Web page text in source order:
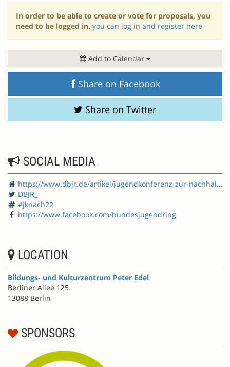
In order to be able to create or vote for proposals, you
need to be logged in. you can log in and register here
Add to Calendar
Share on Facebook
Share on Twitter
SOCIAL MEDIA
https://www.dbjr.de/artikel/jugendkonferenz-zur-nachhaltigkeitspolitik-am-17-18092022
DBJR_
#jknach22
https://www.facebook.com/bundesjugendring
LOCATION
Bildungs- und Kulturzentrum Peter Edel
Berliner Allee 125
13088 Berlin
SPONSORS